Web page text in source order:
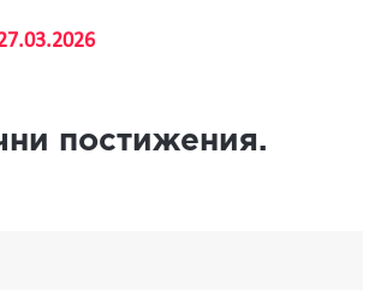
постижения.